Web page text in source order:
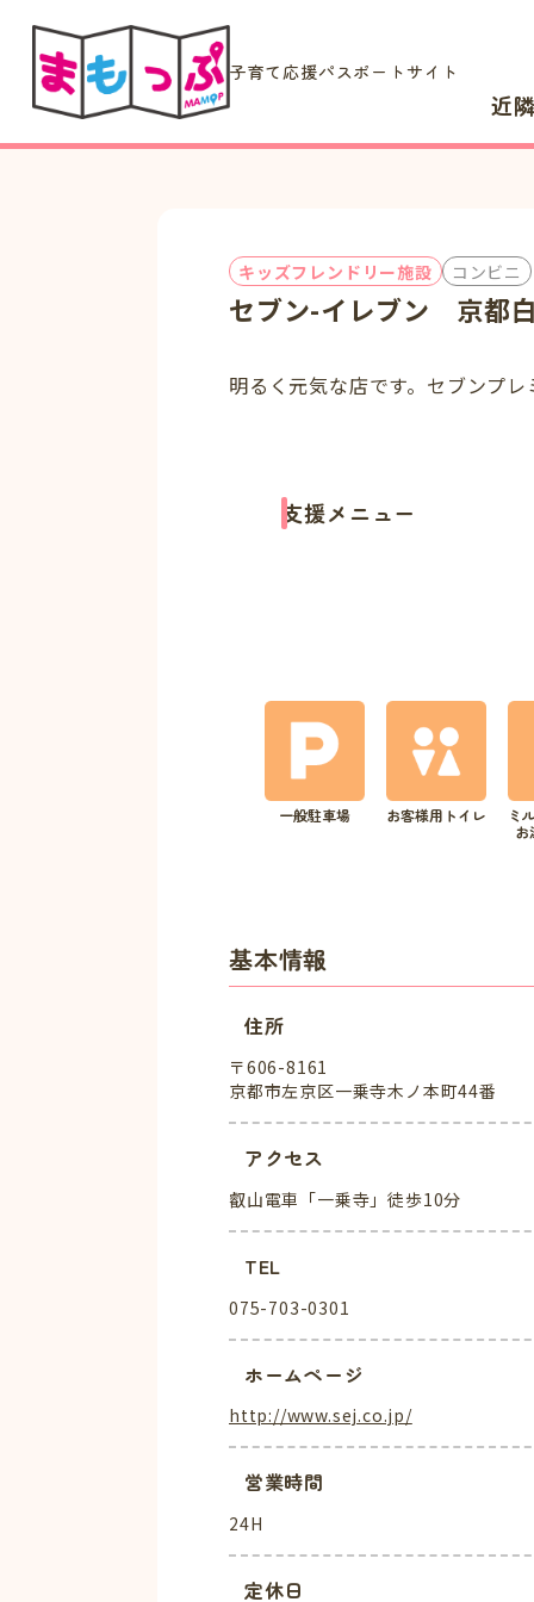
子育て応援パスポートサイト
近
キッズフレンドリー施設 コンビニ
セブン-イレブン 京都
明るく元気な店です。セブンプ
支援メニュー
一般駐車場 お客様用トイレ
ミ
お
基本情報
住所
〒606-8161
京都市左京区一乗寺木ノ本町44番
アクセス
叡山電車「一乗寺」徒歩10分
TEL
075-703-0301
ホームページ
http://www.sej.co.jp/
営業時間
24H
定休日